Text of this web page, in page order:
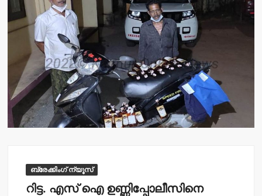
ബ്രേക്കിംഗ് ന്യൂസ്
റിട്ട. എസ് ഐ ഉണ്ണിപ്പോലീസിനെ